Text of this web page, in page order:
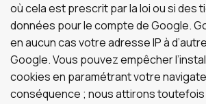
où cela est prescrit par la loi ou si des
données pour le compte de Google.
en aucun cas votre adresse IP à
Google. Vous pouvez empêcher
cookies en paramétrant votre
conséquence ; nous attirons